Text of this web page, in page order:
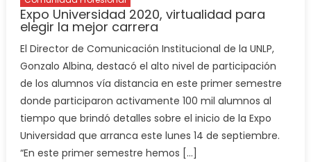
Expo Universidad 2020, virtualidad para
elegir la mejor carrera
El Director de Comunicación Institucional de la UNLP,
Gonzalo Albina, destacó el alto nivel de participación
de los alumnos vía distancia en este primer semestre
donde participaron activamente 100 mil alumnos al
tiempo que brindó detalles sobre el inicio de la Expo
Universidad que arranca este lunes 14 de septiembre.
“En este primer semestre hemos […]